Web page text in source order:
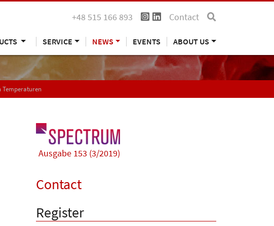
+48 515 166 893 Contact
SERVICE NEWS EVENTS ABOUT US
Temperaturen
Ausgabe 153 (3/2019)
Contact
Register